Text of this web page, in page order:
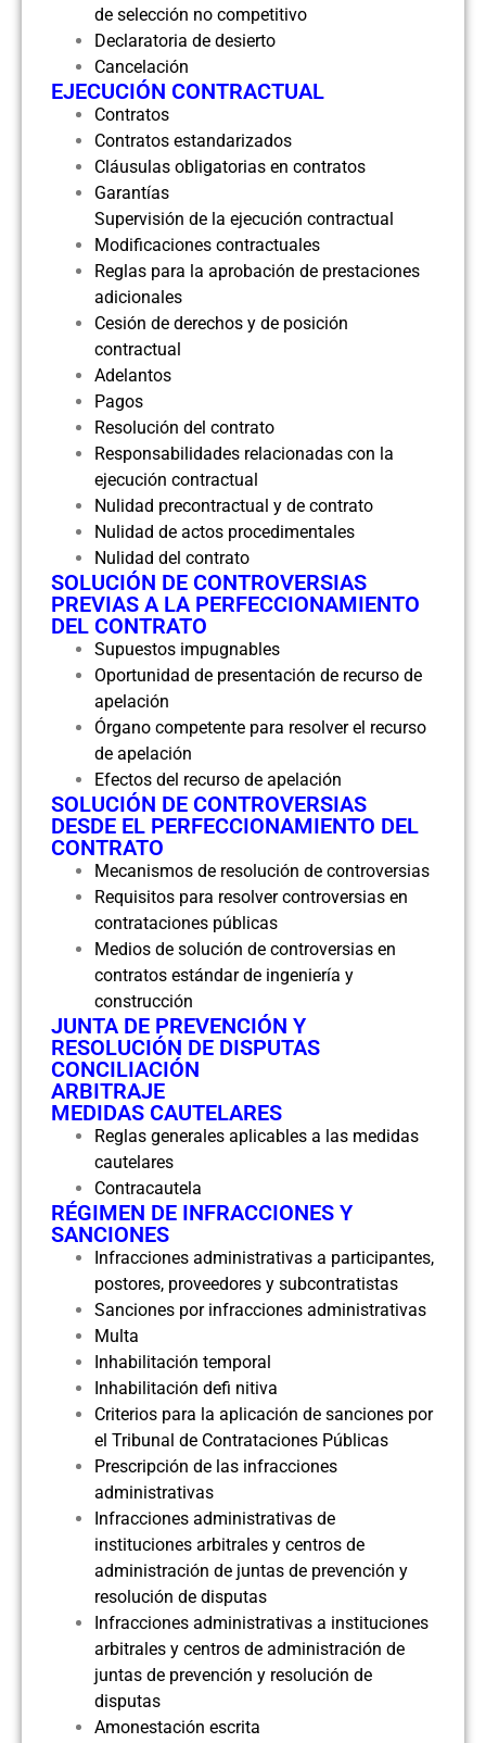
de selección no competitivo
Declaratoria de desierto
Cancelación
EJECUCIÓN CONTRACTUAL
Contratos
Contratos estandarizados
Cláusulas obligatorias en contratos
Garantías
Supervisión de la ejecución contractual
Modificaciones contractuales
Reglas para la aprobación de prestaciones
adicionales
Cesión de derechos y de posición
contractual
Adelantos
Pagos
Resolución del contrato
Responsabilidades relacionadas con la
ejecución contractual
Nulidad precontractual y de contrato
Nulidad de actos procedimentales
Nulidad del contrato
SOLUCIÓN DE CONTROVERSIAS
PREVIAS A LA PERFECCIONAMIENTO
DEL CONTRATO
Supuestos impugnables
Oportunidad de presentación de recurso de
apelación
Órgano competente para resolver el recurso
de apelación
Efectos del recurso de apelación
SOLUCIÓN DE CONTROVERSIAS
DESDE EL PERFECCIONAMIENTO DEL
CONTRATO
Mecanismos de resolución de controversias
Requisitos para resolver controversias en
contrataciones públicas
Medios de solución de controversias en
contratos estándar de ingeniería y
construcción
JUNTA DE PREVENCIÓN Y
RESOLUCIÓN DE DISPUTAS
CONCILIACIÓN
ARBITRAJE
MEDIDAS CAUTELARES
Reglas generales aplicables a las medidas
cautelares
Contracautela
RÉGIMEN DE INFRACCIONES Y
SANCIONES
Infracciones administrativas a participantes,
postores, proveedores y subcontratistas
Sanciones por infracciones administrativas
Multa
Inhabilitación temporal
Inhabilitación defi nitiva
Criterios para la aplicación de sanciones por
el Tribunal de Contrataciones Públicas
Prescripción de las infracciones
administrativas
Infracciones administrativas de
instituciones arbitrales y centros de
administración de juntas de prevención y
resolución de disputas
Infracciones administrativas a instituciones
arbitrales y centros de administración de
juntas de prevención y resolución de
disputas
Amonestación escrita